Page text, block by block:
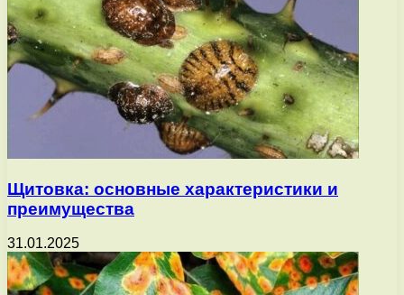
Щитовка: основные характеристики и
преимущества
31.01.2025